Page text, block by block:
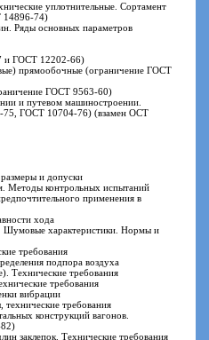
уплотнительные. Сортамент
74)
Ряды основных параметров
и ГОСТ 12202-66)
прямообочные (ограничение ГОСТ
ГОСТ 9563-60)
и путевом машиностроении.
ГОСТ 10704-76) (взамен ОСТ
и допуски
Методы контрольных испытаний
применения в
хода
характеристики. Нормы и
требования
подпора воздуха
Технические требования
требования
вибрации
требования
конструкций вагонов.
заклепок. Технические требования